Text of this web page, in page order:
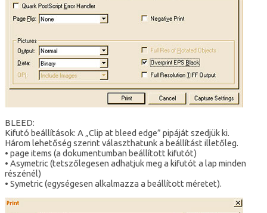
BLEED:
Kifutó beállítások: A „Clip at bleed edge” pipáját szedjük ki.
Három lehetőség szerint választhatunk a beállítást illetőleg.
• page items (a dokumentumban beállított kifutót)
• Asymetric (tetszőlegesen adhatjuk meg a kifutót a lap minden
részénél)
• Symetric (egységesen alkalmazza a beállított méretet).